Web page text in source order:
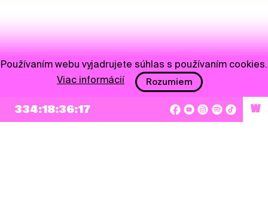
334:18:36:16 W
Používaním webu vyjadrujete súhlas s používaním cookies.
Viac informácií
Rozumiem